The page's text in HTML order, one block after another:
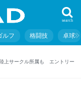
search
ルフ 格闘技 卓球
陸上サークル所属も エントリー